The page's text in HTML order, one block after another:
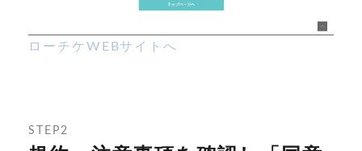
ローチケWEBサイトへ
STEP2